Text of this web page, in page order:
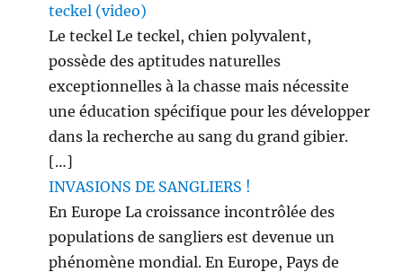
teckel (video)
Le teckel Le teckel, chien polyvalent,
possède des aptitudes naturelles
exceptionnelles à la chasse mais nécessite
une éducation spécifique pour les développer
dans la recherche au sang du grand gibier.
[…]
INVASIONS DE SANGLIERS !
En Europe La croissance incontrôlée des
populations de sangliers est devenue un
phénomène mondial. En Europe, Pays de